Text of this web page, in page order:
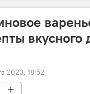
вкусного
2023, 18:52